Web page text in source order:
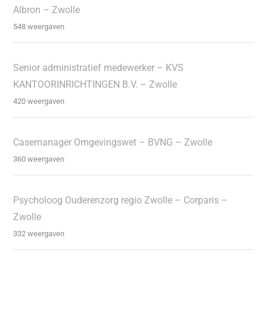
Albron – Zwolle
548 weergaven
Senior administratief medewerker – KVS
KANTOORINRICHTINGEN B.V. – Zwolle
420 weergaven
Casemanager Omgevingswet – BVNG – Zwolle
360 weergaven
Psycholoog Ouderenzorg regio Zwolle – Corparis –
Zwolle
332 weergaven